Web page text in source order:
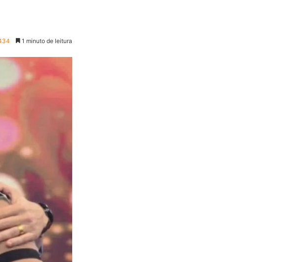
1 minuto de leitura